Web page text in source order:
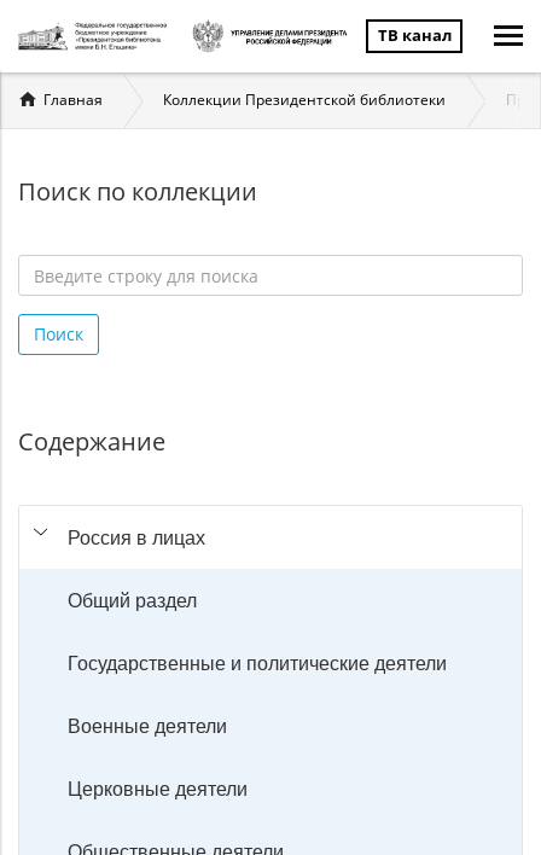
ТВ канал
Вы
здесь
Главная Коллекции Президентской библиотеки
Поиск по коллекции
строку
для
Поиск
Содержание
Россия в лицах
Общий раздел
Государственные и политические деятели
Военные деятели
Церковные деятели